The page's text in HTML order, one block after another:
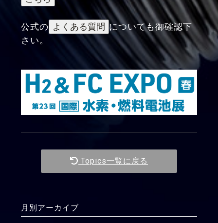
公式の
についても御確認下
さい。
Topics一覧に戻る
月別アーカイブ